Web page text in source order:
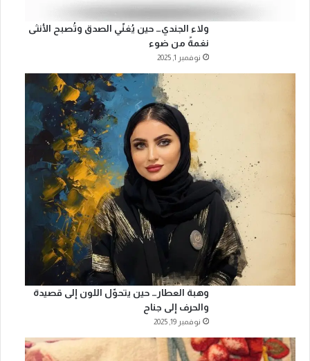
ولاء الجندي… حين يُغنّي الصدق وتُصبح الأنثى
نغمةً من ضوء
نوفمبر 1, 2025
وهبة العطار… حين يتحوّل اللون إلى قصيدة
والحرف إلى جناح
نوفمبر 19, 2025